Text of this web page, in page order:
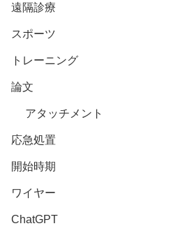
遠隔診療
スポーツ
トレーニング
論文
アタッチメント
応急処置
開始時期
ワイヤー
ChatGPT